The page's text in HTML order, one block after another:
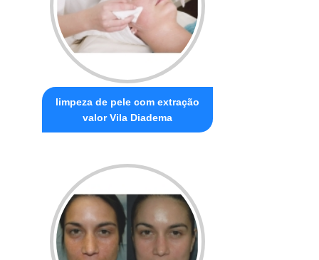
limpeza de pele com extração
valor Vila Diadema